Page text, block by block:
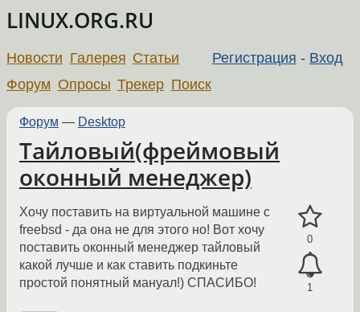
LINUX.ORG.RU
Регистрация - Вход
Новости Галерея Статьи
Форум Опросы Трекер Поиск
Форум — Desktop
Тайловый(фреймовый
оконный менеджер)
0
1
Хочу поставить на виртуальной машине с
freebsd - да она не для этого но! Вот хочу
поставить оконный менеджер тайловый
какой лучше и как ставить подкиньте
простой понятный мануал!) СПАСИБО!